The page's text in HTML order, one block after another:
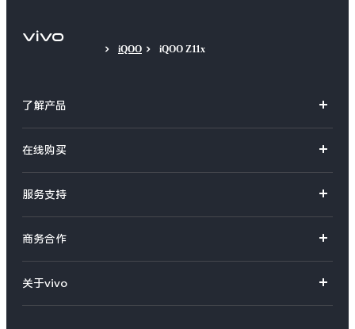
iQOO iQOO Z11x
了解产品
Y系列
iQOO手机
在线购买
选购配件
订单查询
服务支持
查找手机
商务合作
关于vivo